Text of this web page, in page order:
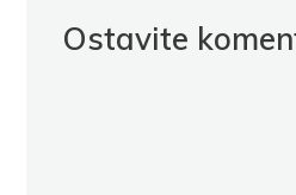
Ostavite